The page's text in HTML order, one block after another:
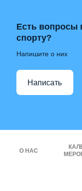
Есть вопросы
спорту?
Напишите о них
Написать
О НАС